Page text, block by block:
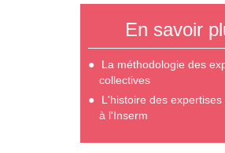
En savoir
La méthodologie des
collectives
L'histoire des expertises
à l'Inserm